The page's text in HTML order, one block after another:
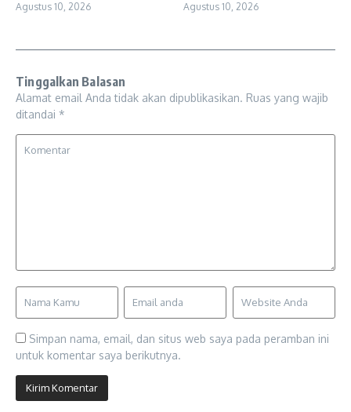
Agustus 10, 2026 Agustus 10, 2026
Tinggalkan Balasan
Alamat email Anda tidak akan dipublikasikan. Ruas yang wajib
ditandai *
Simpan nama, email, dan situs web saya pada peramban ini
untuk komentar saya berikutnya.